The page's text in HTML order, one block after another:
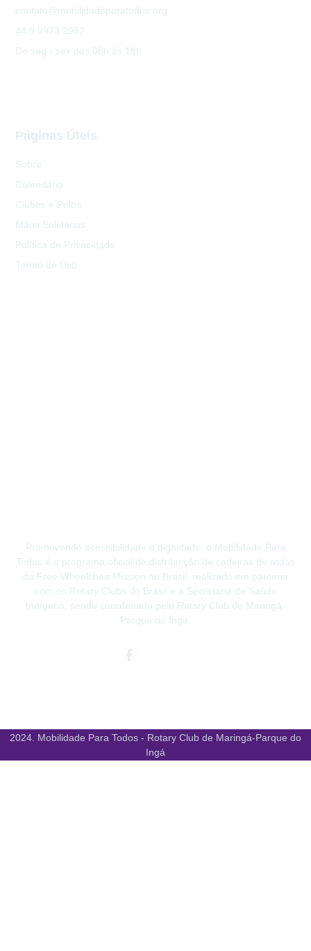
Promovendo acessibilidade e dignidade, o Mobilidade Para
Todos é o programa oficial de distribuição de cadeiras de rodas
da Free Wheelchair Mission no Brasil, realizado em parceria
com os Rotary Clubs do Brasil e a Secretaria de Saúde
Indígena, sendo coordenado pelo Rotary Club de Maringá-
Parque do Ingá.
Facebook-
Páginas Úteis
Sobre
Calendário
Clubes e Polos
Mãos Solidárias
Política de Privacidade
Termo de Uso
contato@mobilidadeparatodos.org
44 9 9973 2992
De seg - sex das 08h às 18h
2024. Mobilidade Para Todos - Rotary Club de Maringá-Parque do
Ingá